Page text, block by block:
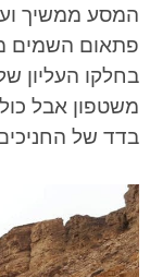
המסע ממשיך
פתאום השמים
בחלקו העליון
משטפון אבל
בדד של